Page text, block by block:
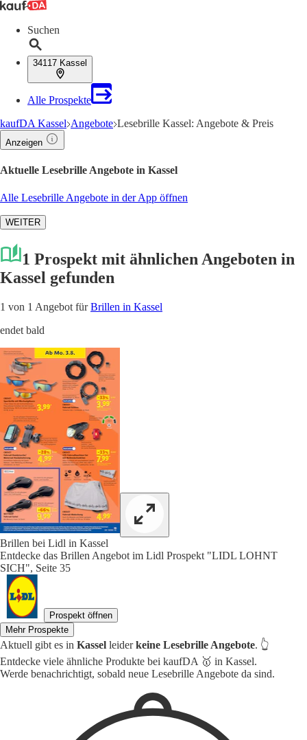
Suchen
34117 Kassel
Alle Prospekte
kaufDA Kassel Angebote Lesebrille Kassel: Angebote & Preis
Anzeigen
Aktuelle Lesebrille Angebote in Kassel
Alle Lesebrille Angebote in der App öffnen
WEITER
1 Prospekt mit ähnlichen Angeboten in
Kassel gefunden
1 von 1 Angebot fürBrillen in Kassel
endet bald
Brillen bei Lidl in Kassel
Entdecke das Brillen Angebot im Lidl Prospekt "LIDL LOHNT
SICH", Seite 35
Prospekt öffnen
Mehr Prospekte
Aktuell gibt es in Kassel leiderkeine Lesebrille Angebote. 👆
Entdecke viele ähnliche Produkte bei kaufDA 🥇 in Kassel.
Werde benachrichtigt, sobald neue Lesebrille Angebote da sind.